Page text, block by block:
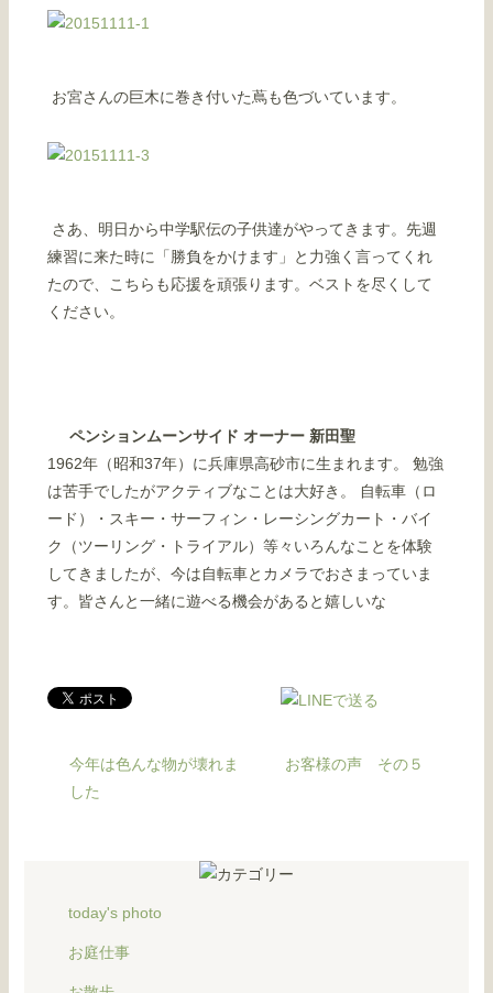
お宮さんの巨木に巻き付いた蔦も色づいています。
さあ、明日から中学駅伝の子供達がやってきます。先週
練習に来た時に「勝負をかけます」と力強く言ってくれ
たので、こちらも応援を頑張ります。ベストを尽くして
ください。
ペンションムーンサイド オーナー 新田聖
1962年（昭和37年）に兵庫県高砂市に生まれます。 勉強
は苦手でしたがアクティブなことは大好き。 自転車（ロ
ード）・スキー・サーフィン・レーシングカート・バイ
ク（ツーリング・トライアル）等々いろんなことを体験
してきましたが、今は自転車とカメラでおさまっていま
す。皆さんと一緒に遊べる機会があると嬉しいな
今年は色んな物が壊れま
した
お客様の声 その５
today's photo
お庭仕事